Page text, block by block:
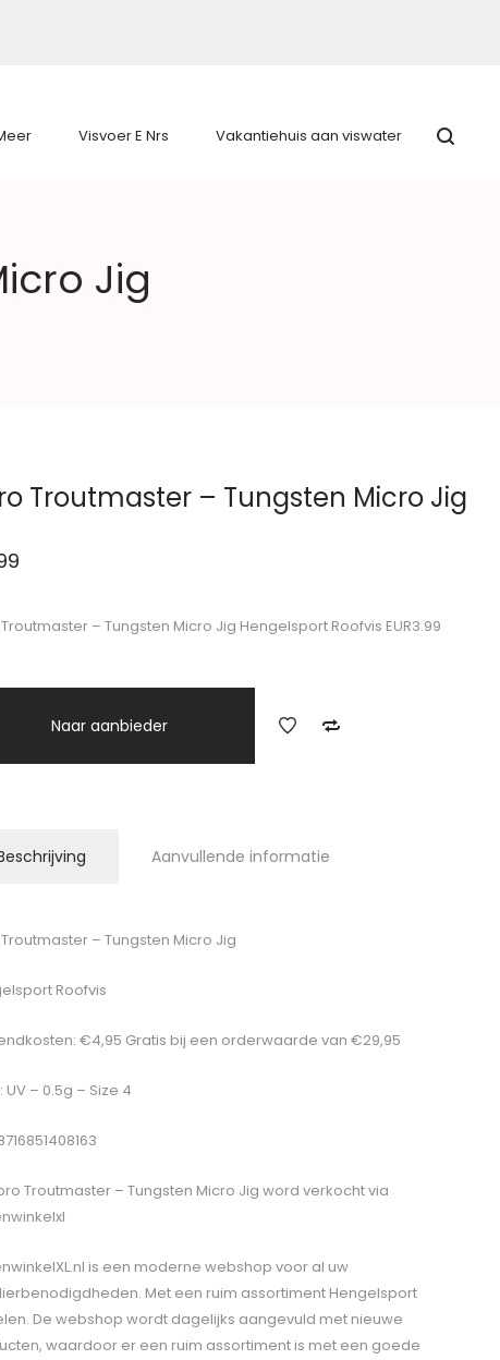
Visvoer E Nrs Vakantiehuis aan viswater
Jig
Troutmaster – Tungsten Micro Jig
– Tungsten Micro Jig Hengelsport Roofvis EUR3.99
Naar aanbieder
Aanvullende informatie
– Tungsten Micro Jig
Roofvis
€4,95 Gratis bij een orderwaarde van €29,95
UV – 0.5g – Size 4
Troutmaster – Tungsten Micro Jig word verkocht via
is een moderne webshop voor al uw
Met een ruim assortiment Hengelsport
De webshop wordt dagelijks aangevuld met nieuwe
waardoor er een ruim assortiment is met een goede